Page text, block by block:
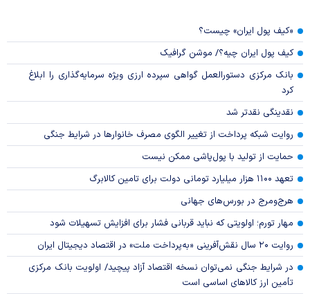
«کیف پول ایران» چیست؟
کیف پول ایران چیه؟/ موشن گرافیک
بانک مرکزی دستورالعمل گواهی سپرده ارزی ویژه سرمایه‌گذاری را ابلاغ
کرد
نقدینگی نقدتر شد
روایت شبکه پرداخت از تغییر الگوی مصرف خانوار‌ها در شرایط جنگی
حمایت از تولید با پول‌پاشی ممکن نیست
تعهد ۱۱۰۰ هزار میلیارد تومانی دولت برای تامین کالابرگ
هرج‌ومرج در بورس‌های جهانی
مهار تورم؛ اولویتی که نباید قربانی فشار برای افزایش تسهیلات شود
روایت ۲۰ سال نقش‌آفرینی «به‌پرداخت ملت» در اقتصاد دیجیتال ایران
در شرایط جنگی نمی‌توان نسخه اقتصاد آزاد پیچید/ اولویت بانک مرکزی
تأمین ارز کالا‌های اساسی است